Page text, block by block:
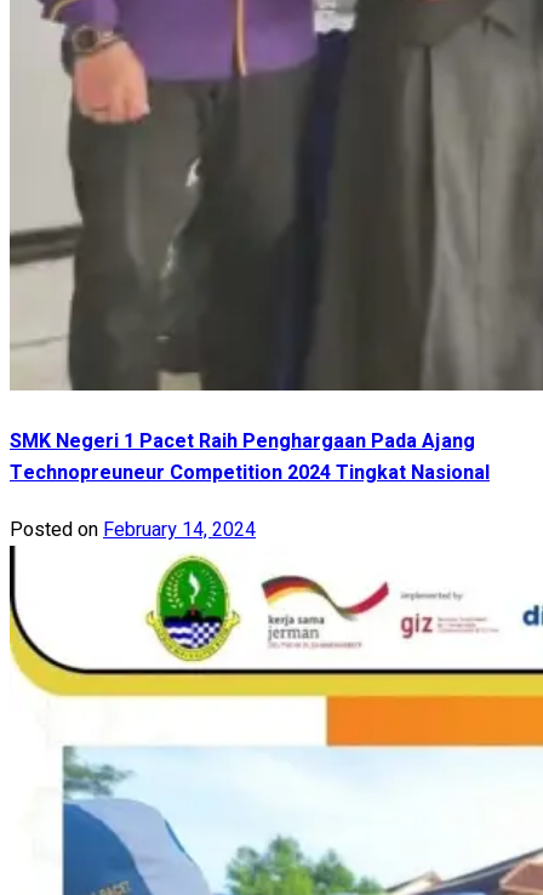
SMK Negeri 1 Pacet Raih Penghargaan Pada Ajang
Technopreuneur Competition 2024 Tingkat Nasional
Posted onFebruary 14, 2024